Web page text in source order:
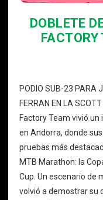
DOBLETE
PODIO SUB-23 PARA
FERRAN EN LA
Factory Team vivió
en Andorra, donde
pruebas más
MTB Marathon: la
Cup. Un escenario de
volvió a demostrar su